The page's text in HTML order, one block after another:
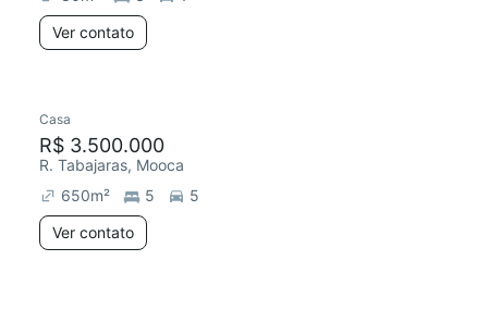
Ver contato
Casa
R$ 3.500.000
R. Tabajaras, Mooca
650m² 5
5
Ver contato